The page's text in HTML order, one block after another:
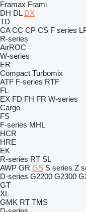
Framax Frami
DH DL DX
TD
CA CC CP CS F series
R-series
AirROC
W-series
ER
Compact Turbomix
ATF F-series RTF
FL
EX FD FH FR W-series
Cargo
FS
F-series MHL
HCR
HRE
EK
R-series RT SL
AWP GR GS S series Z
D-series G2200 G2300
GT
XL
GMK RT TMS